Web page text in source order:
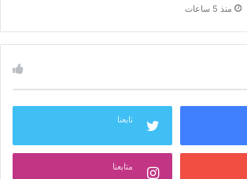
منذ 5 ساعات
تابعنا
متابعنا